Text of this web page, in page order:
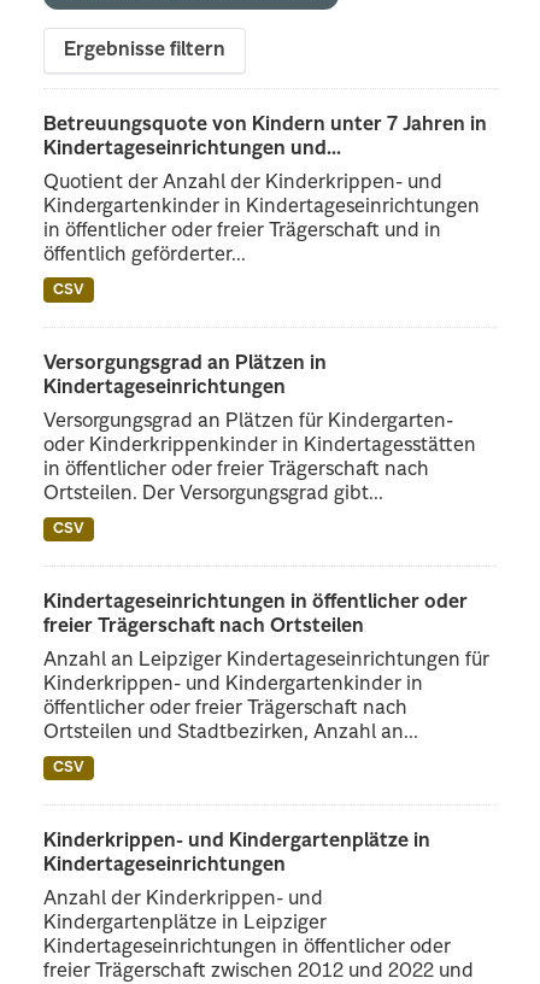
Ergebnisse filtern
Betreuungsquote von Kindern unter 7 Jahren in
Kindertageseinrichtungen und...
Quotient der Anzahl der Kinderkrippen- und
Kindergartenkinder in Kindertageseinrichtungen
in öffentlicher oder freier Trägerschaft und in
öffentlich geförderter...
CSV
Versorgungsgrad an Plätzen in
Kindertageseinrichtungen
Versorgungsgrad an Plätzen für Kindergarten-
oder Kinderkrippenkinder in Kindertagesstätten
in öffentlicher oder freier Trägerschaft nach
Ortsteilen. Der Versorgungsgrad gibt...
CSV
Kindertageseinrichtungen in öffentlicher oder
freier Trägerschaft nach Ortsteilen
Anzahl an Leipziger Kindertageseinrichtungen für
Kinderkrippen- und Kindergartenkinder in
öffentlicher oder freier Trägerschaft nach
Ortsteilen und Stadtbezirken, Anzahl an...
CSV
Kinderkrippen- und Kindergartenplätze in
Kindertageseinrichtungen
Anzahl der Kinderkrippen- und
Kindergartenplätze in Leipziger
Kindertageseinrichtungen in öffentlicher oder
freier Trägerschaft zwischen 2012 und 2022 und